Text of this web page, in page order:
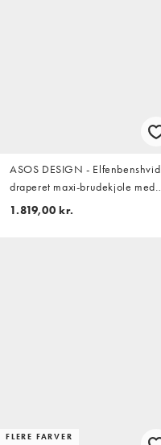
ASOS DESIGN - Elfenbenshvid
draperet maxi-brudekjole med
bardot-snit og bindebånd bagpå
1.819,00 kr.
FLERE FARVER